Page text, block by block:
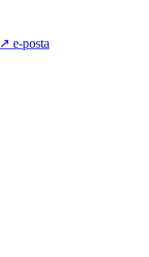
↗ e-posta